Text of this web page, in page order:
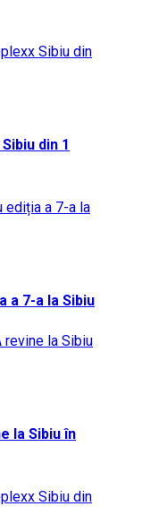
din 1
a 7-a la Sibiu
la Sibiu în